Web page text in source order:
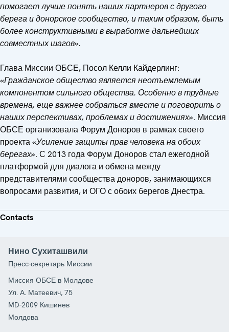
помогает лучше понять наших партнеров с другого
берега и донорское сообщество, и таким образом, быть
более конструктивными в выработке дальнейших
совместных шагов».
Глава Миссии ОБСЕ, Посол Келли Кайдерлинг:
«Гражданское общество является неотъемлемым
компонентом сильного общества. Особенно в трудные
времена, еще важнее собраться вместе и поговорить о
наших перспективах, проблемах и достижениях». Миссия
ОБСЕ организовала Форум Доноров в рамках своего
проекта«Усиление защиты прав человека на обоих
берегах». С 2013 года Форум Доноров стал ежегодной
платформой для диалога и обмена между
представителями сообщества доноров, занимающихся
вопросами развития, и ОГО с обоих берегов Днестра.
Contacts
Нино Сухиташвили
Пресс-секретарь Миссии
Миссия ОБСЕ в Молдове
Ул. А. Матеевич, 75
MD-2009 Кишинев
Молдова